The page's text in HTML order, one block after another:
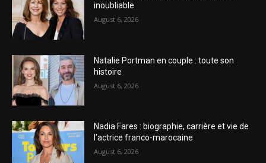
inoubliable
August 6, 2026
Natalie Portman en couple : toute son
histoire
August 6, 2026
Nadia Fares : biographie, carrière et vie de
l’actrice franco-marocaine
August 6, 2026